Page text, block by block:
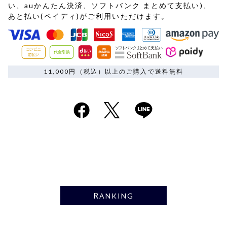
い、auかんたん決済、ソフトバンク まとめて支払い)、
あと払い(ペイディ)がご利用いただけます。
11,000円（税込）以上のご購入で送料無料
RANKING